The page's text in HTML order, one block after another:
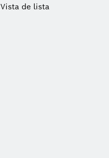
Vista de lista